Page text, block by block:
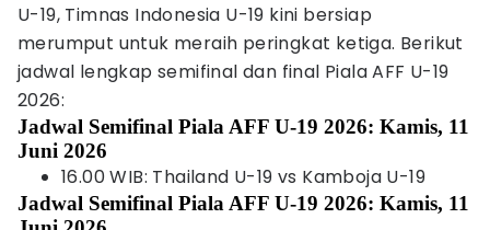
U-19, Timnas Indonesia U-19 kini bersiap
merumput untuk meraih peringkat ketiga. Berikut
jadwal lengkap semifinal dan final Piala AFF U-19
2026:
Jadwal Semifinal Piala AFF U-19 2026: Kamis, 11
Juni 2026
16.00 WIB: Thailand U-19 vs Kamboja U-19
Jadwal Semifinal Piala AFF U-19 2026: Kamis, 11